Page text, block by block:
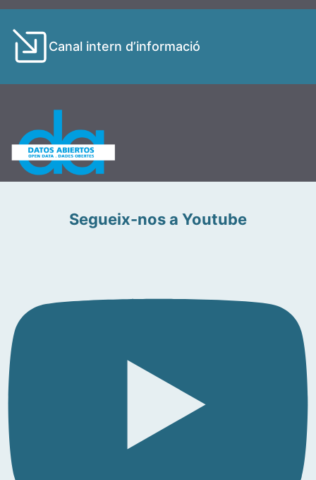
Canal intern d’informació
Segueix-nos a Youtube